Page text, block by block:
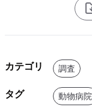
カテゴリ 調査
タグ 動物病院